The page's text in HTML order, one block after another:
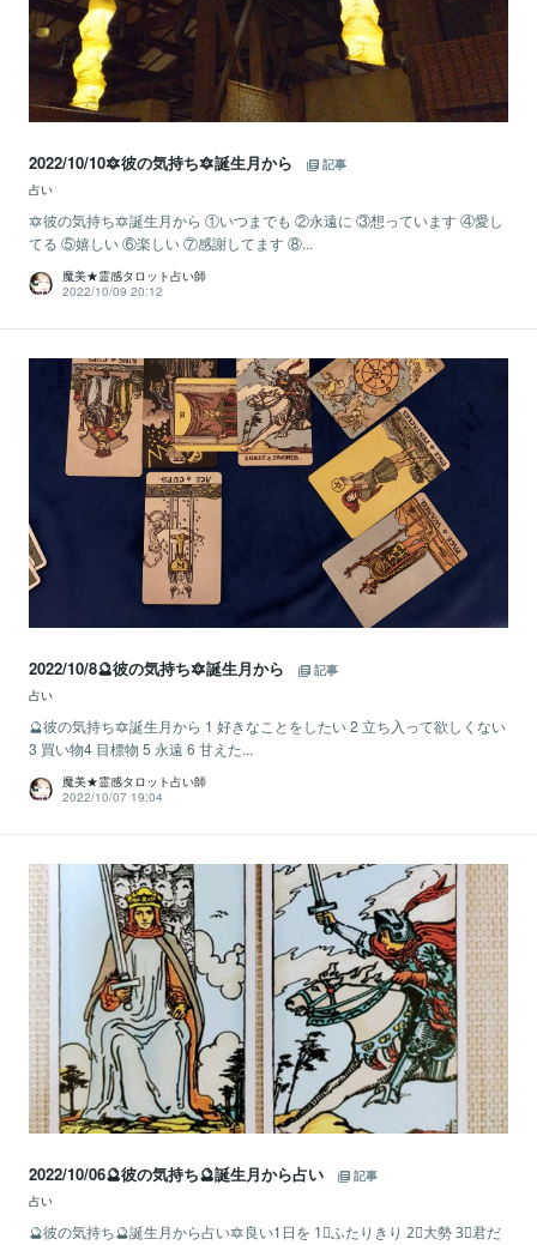
2022/10/10🔯彼の気持ち🔯誕生月から
記事
占い
🔯彼の気持ち🔯誕生月から ①いつまでも ②永遠に ③想っています ④愛し
てる ⑤嬉しい ⑥楽しい ⑦感謝してます ⑧...
魔美★霊感タロット占い師
2022/10/09 20:12
2022/10/8🔮彼の気持ち🔯誕生月から
記事
占い
🔮彼の気持ち🔯誕生月から 1 好きなことをしたい 2 立ち入って欲しくない
3 買い物4 目標物 5 永遠 6 甘えた...
魔美★霊感タロット占い師
2022/10/07 19:04
2022/10/06🔮彼の気持ち🔮誕生月から占い
記事
占い
🔮彼の気持ち🔮誕生月から占い🔯良い1日を 1⃣ふたりきり 2⃣大勢 3⃣君だ